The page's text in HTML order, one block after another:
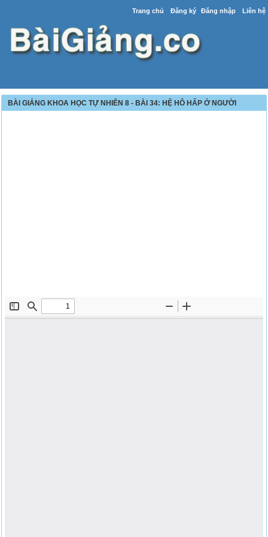
Trang chủ Đăng ký Đăng nhập Liên hệ
BÀI GIẢNG KHOA HỌC TỰ NHIÊN 8 - BÀI 34: HỆ HÔ HẤP Ở NGƯỜI